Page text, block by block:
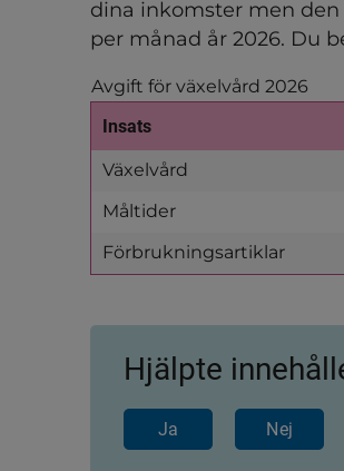
dina inkomster men
per månad år 2026. Du
Avgift för växelvård 2026
Insats
Växelvård
Måltider
Förbrukningsartiklar
Hjälpte
Ja Nej